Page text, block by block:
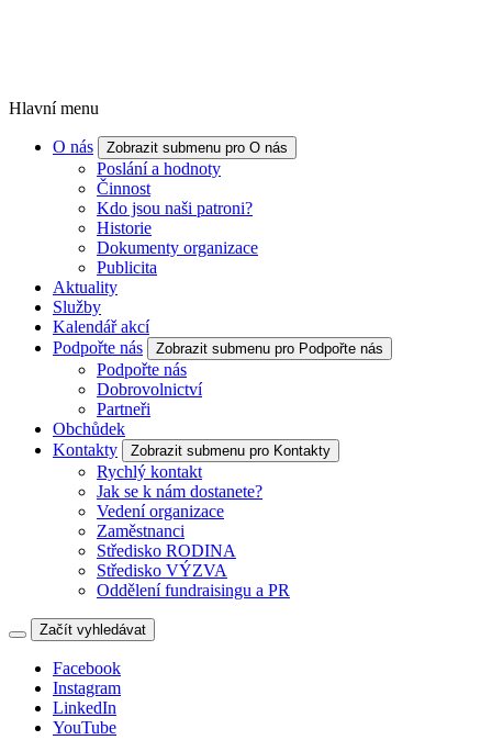
Hlavní menu
O nás Zobrazit submenu pro O nás
Poslání a hodnoty
Činnost
Kdo jsou naši patroni?
Historie
Dokumenty organizace
Publicita
Aktuality
Služby
Kalendář akcí
Podpořte nás
Zobrazit submenu pro Podpořte nás
Podpořte nás
Dobrovolnictví
Partneři
Obchůdek
Kontakty
Zobrazit submenu pro Kontakty
Rychlý kontakt
Jak se k nám dostanete?
Vedení organizace
Zaměstnanci
Středisko RODINA
Středisko VÝZVA
Oddělení fundraisingu a PR
Začít vyhledávat
Facebook
Instagram
LinkedIn
YouTube